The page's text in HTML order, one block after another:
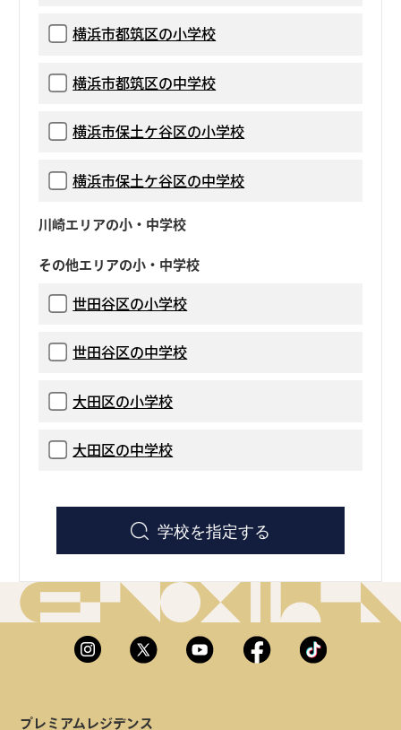
横浜市都筑区の小学校
横浜市都筑区の中学校
横浜市保土ケ谷区の小学校
横浜市保土ケ谷区の中学校
川崎エリアの小・中学校
その他エリアの小・中学校
世田谷区の小学校
世田谷区の中学校
大田区の小学校
大田区の中学校
学校を指定する
プレミアムレジデンス